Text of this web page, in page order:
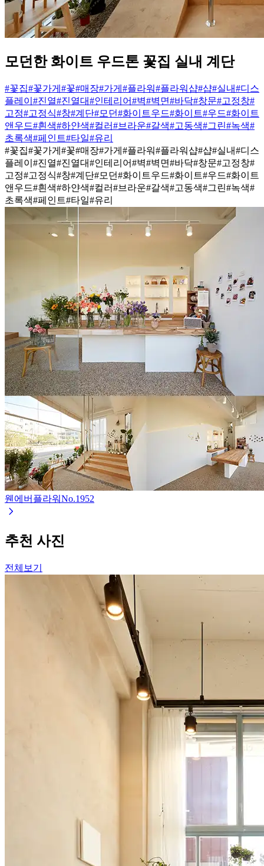
모던한 화이트 우드톤 꽃집 실내 계단
#꽃집#꽃가게 #꽃#매장#가게 #플라워#플라워샵#샵#실내#디스
플레이 #진열#진열대#인테리어#벽#벽면#바닥#창문#고정창#
고정#고정식#창#계단#모던#화이트우드#화이트#우드#화이트
앤우드#흰색#하얀색#컬러#브라운#갈색#고동색#그린#녹색#
초록색#페인트#타일#유리
#꽃집#꽃가게 #꽃#매장#가게 #플라워#플라워샵#샵#실내#디스
플레이 #진열#진열대#인테리어#벽#벽면#바닥#창문#고정창#
고정#고정식#창#계단#모던#화이트우드#화이트#우드#화이트
앤우드#흰색#하얀색#컬러#브라운#갈색#고동색#그린#녹색#
초록색#페인트#타일#유리
웬에버플라워No.1952
추천 사진
전체보기